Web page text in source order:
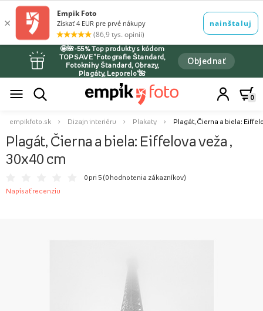
🤩🌺-55% Top produkty s kódom
TOPSAVE *Fotografie Štandard,
Fotoknihy Štandard, Obrazy,
Plagáty, Leporelo*🌺
Objednať
0
empikfoto.sk Dizajn interiéru Plakaty Plagát, Čierna a biela:
Plagát, Čierna a biela: Eiffelova veža ,
30x40 cm
0 pri 5 (0 hodnotenia zákazníkov)
Napísať recenziu